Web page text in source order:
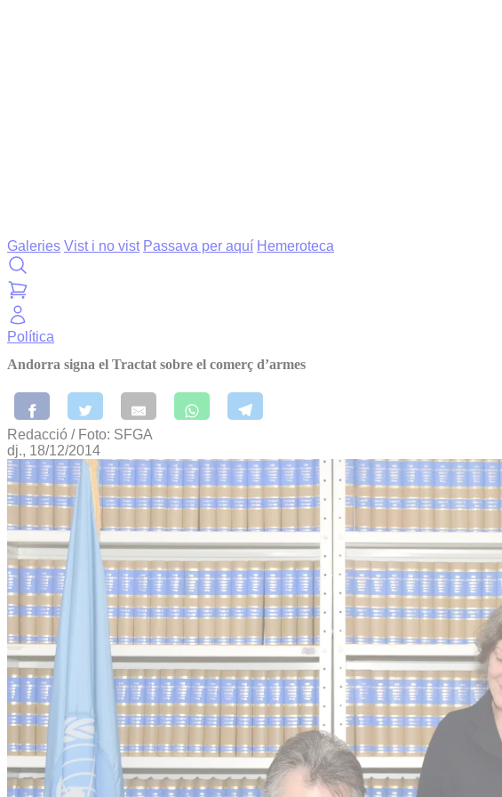
Galeries Vist i no vist Passava per aquí Hemeroteca
Política
Andorra signa el Tractat sobre el comerç d’armes
Redacció / Foto: SFGA
dj., 18/12/2014